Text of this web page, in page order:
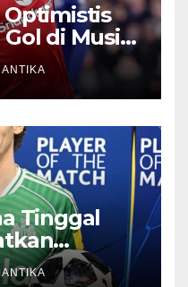
Optimistis
di Musim
Tinggal